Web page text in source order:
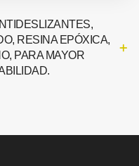
RESINA EPÓXICA,
PARA MAYOR